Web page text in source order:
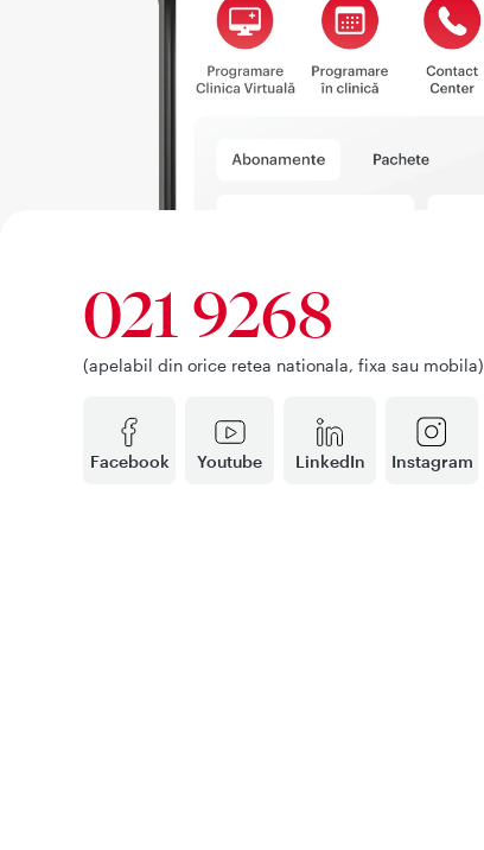
Facebook Youtube LinkedIn Instagram
021 9268
(apelabil din orice retea nationala, fixa sau mobila)